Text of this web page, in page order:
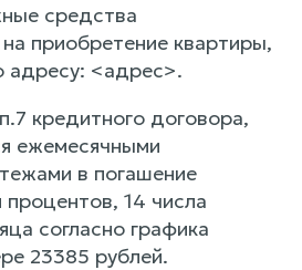
средства
приобретение квартиры,
адресу: <адрес>.
кредитного договора,
ежемесячными
в погашение
процентов, 14 числа
согласно графика
23385 рублей.